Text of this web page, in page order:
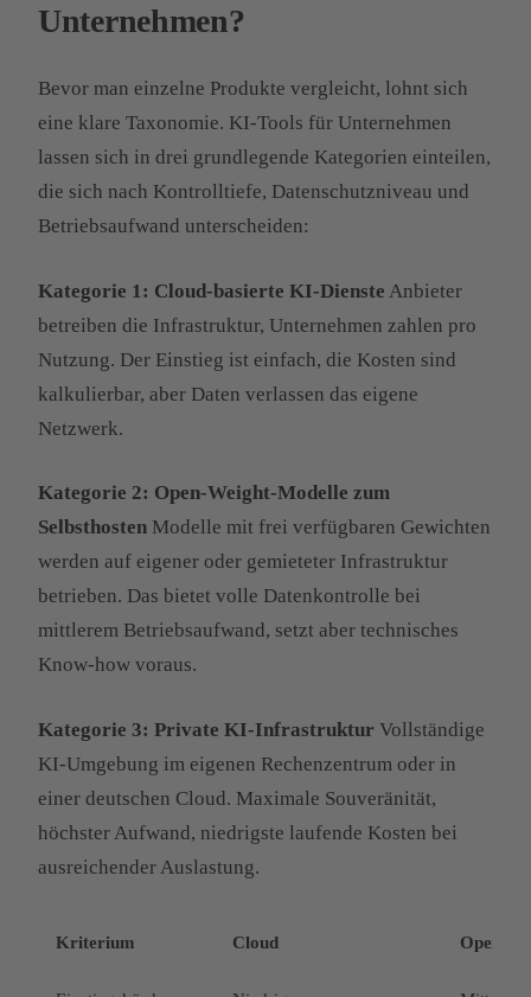
Unternehmen?
Bevor man einzelne Produkte vergleicht, lohnt sich
eine klare Taxonomie. KI-Tools für Unternehmen
lassen sich in drei grundlegende Kategorien einteilen,
die sich nach Kontrolltiefe, Datenschutzniveau und
Betriebsaufwand unterscheiden:
Kategorie 1: Cloud-basierte KI-Dienste Anbieter
betreiben die Infrastruktur, Unternehmen zahlen pro
Nutzung. Der Einstieg ist einfach, die Kosten sind
kalkulierbar, aber Daten verlassen das eigene
Netzwerk.
Kategorie 2: Open-Weight-Modelle zum
Selbsthosten Modelle mit frei verfügbaren Gewichten
werden auf eigener oder gemieteter Infrastruktur
betrieben. Das bietet volle Datenkontrolle bei
mittlerem Betriebsaufwand, setzt aber technisches
Know-how voraus.
Kategorie 3: Private KI-Infrastruktur Vollständige
KI-Umgebung im eigenen Rechenzentrum oder in
einer deutschen Cloud. Maximale Souveränität,
höchster Aufwand, niedrigste laufende Kosten bei
ausreichender Auslastung.
Kriterium Cloud Open-